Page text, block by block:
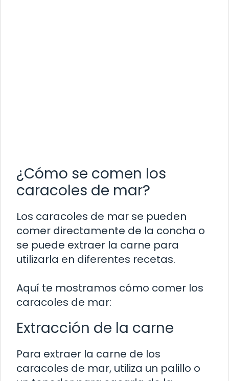
¿Cómo se comen los
caracoles de mar?
Los caracoles de mar se pueden
comer directamente de la concha o
se puede extraer la carne para
utilizarla en diferentes recetas.
Aquí te mostramos cómo comer los
caracoles de mar:
Extracción de la carne
Para extraer la carne de los
caracoles de mar, utiliza un palillo o